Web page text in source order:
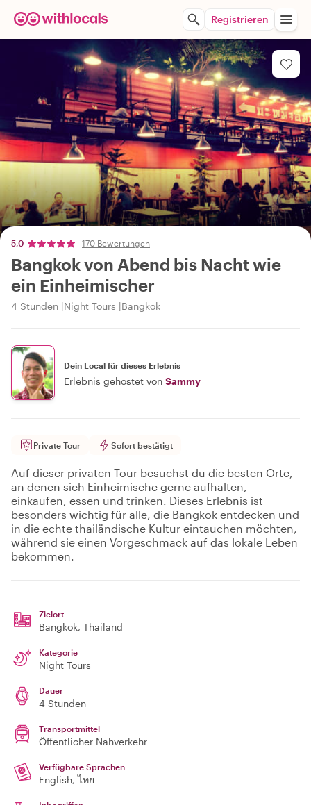
Registrieren
5,0 170 Bewertungen
Bangkok von Abend bis Nacht wie
ein Einheimischer
4 Stunden Night Tours Bangkok
Dein Local für dieses Erlebnis
Erlebnis gehostet von Sammy
Private Tour Sofort bestätigt
Auf dieser privaten Tour besuchst du die besten Orte,
an denen sich Einheimische gerne aufhalten,
einkaufen, essen und trinken. Dieses Erlebnis ist
besonders wichtig für alle, die Bangkok entdecken und
in die echte thailändische Kultur eintauchen möchten,
während sie einen Vorgeschmack auf das lokale Leben
bekommen.
Zielort
Bangkok, Thailand
Kategorie
Night Tours
Dauer
4 Stunden
Transportmittel
Öffentlicher Nahverkehr
Verfügbare Sprachen
English, ไทย